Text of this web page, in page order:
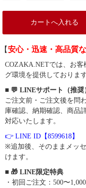
カートへ入れる
【安心・迅速・高品質
COZAKA.NETでは、お
グ環境を提供しております
■ 💬 LINEサポート（推奨
ご注文前・ご注文後を問
庫確認、納期確認、商品
対応いたします。
👉 LINE ID【8599618】
※追加後、そのままメッ
けます。
■ 🎁 LINE限定特典
・初回ご注文：500〜1,000